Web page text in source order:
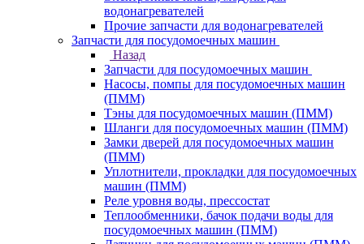
водонагревателей
Прочие запчасти для водонагревателей
Запчасти для посудомоечных машин
Назад
Запчасти для посудомоечных машин
Насосы, помпы для посудомоечных машин
(ПММ)
Тэны для посудомоечных машин (ПММ)
Шланги для посудомоечных машин (ПММ)
Замки дверей для посудомоечных машин
(ПММ)
Уплотнители, прокладки для посудомоечных
машин (ПММ)
Реле уровня воды, прессостат
Теплообменники, бачок подачи воды для
посудомоечных машин (ПММ)